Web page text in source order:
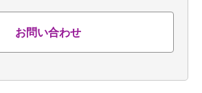
お問い合わせ